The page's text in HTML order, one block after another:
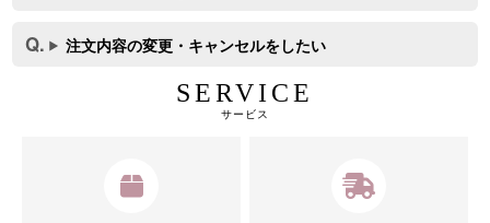
注文内容の変更・キャンセルをしたい
SERVICE
サービス